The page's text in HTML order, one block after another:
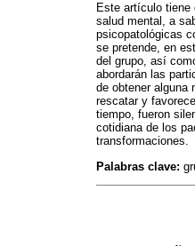
Este artículo tiene
salud mental, a
psicopatológicas
se pretende, en
del grupo, así
abordarán las
de obtener alguna
rescatar y
tiempo, fueron
cotidiana de los
transformaciones.
Palabras clave: